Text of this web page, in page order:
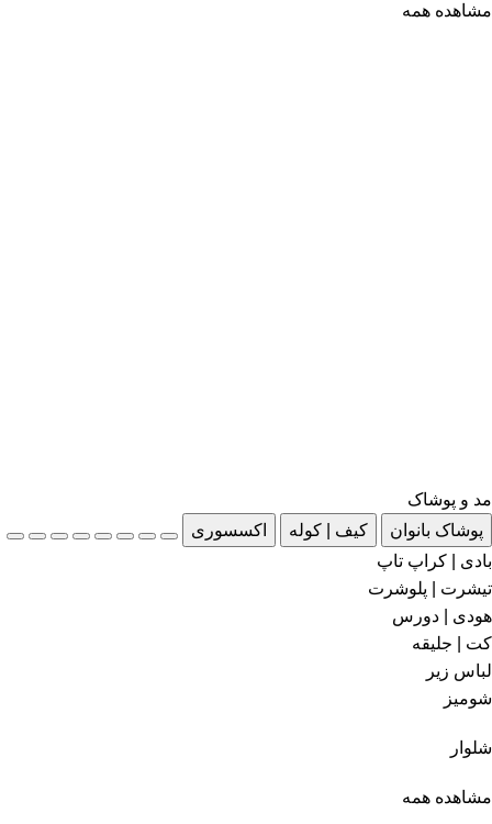
مشاهده همه
مد و پوشاک
پوشاک بانوان
کیف | کوله
اکسسوری
بادی | کراپ تاپ
تیشرت | پلوشرت
هودی | دورس
کت | جلیقه
لباس زیر
شومیز
شلوار
مشاهده همه